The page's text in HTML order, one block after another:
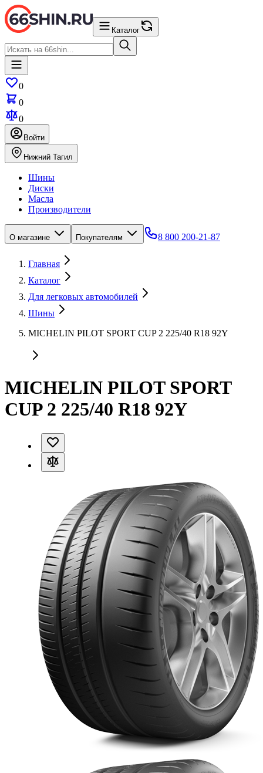
Каталог
0
0
0
Войти
Нижний Тагил
Шины
Диски
Масла
Производители
О магазине Покупателям 8 800 200-21-87
Главная
Каталог
Для легковых автомобилей
Шины
MICHELIN PILOT SPORT CUP 2 225/40 R18 92Y
MICHELIN PILOT SPORT
CUP 2 225/40 R18 92Y